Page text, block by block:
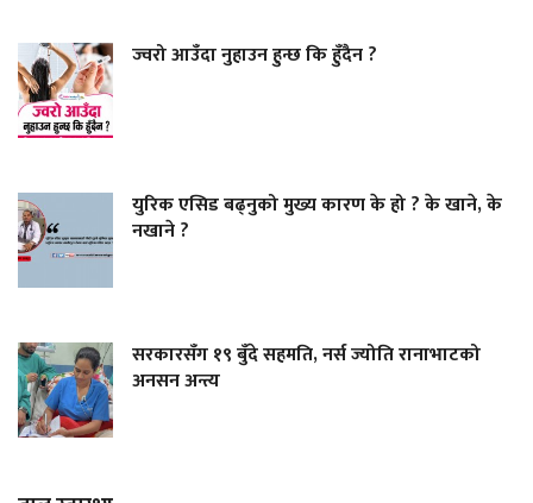
ज्वरो आउँदा नुहाउन हुन्छ कि हुँदैन ?
युरिक एसिड बढ्नुको मुख्य कारण के हो ? के खाने, के
नखाने ?
सरकारसँग १९ बुँदे सहमति, नर्स ज्योति रानाभाटको
अनसन अन्त्य